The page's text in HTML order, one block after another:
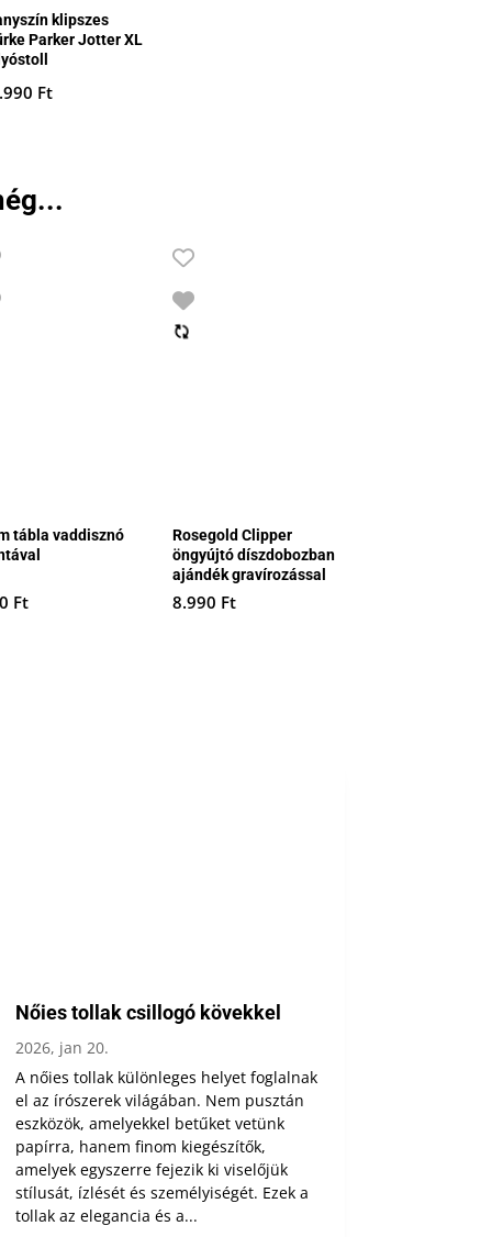
klipszes
Parker Jotter XL
Ft
tábla vaddisznó
Ft
Rosegold Clipper
öngyújtó díszdobozban
ajándék gravírozással
8.990 Ft
Nőies tollak csillogó kövekkel
2026, jan 20.
A nőies tollak különleges helyet foglalnak
el az írószerek világában. Nem pusztán
eszközök, amelyekkel betűket vetünk
papírra, hanem finom kiegészítők,
amelyek egyszerre fejezik ki viselőjük
stílusát, ízlését és személyiségét. Ezek a
tollak az elegancia és a...